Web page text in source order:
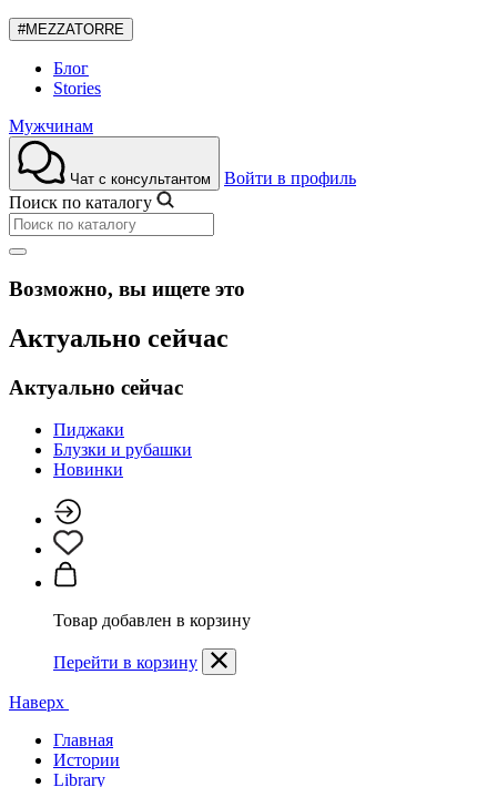
#MEZZATORRE
Блог
Stories
Мужчинам
Чат с консультантом
Войти в профиль
Поиск по каталогу
Возможно, вы ищете это
Актуально сейчас
Актуально сейчас
Пиджаки
Блузки и рубашки
Новинки
Товар добавлен в корзину
Перейти в корзину
Наверх
Главная
Истории
Library